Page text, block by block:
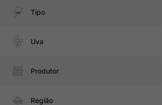
Tipo
Uva
Produtor
Região